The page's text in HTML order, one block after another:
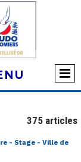
375 articles
- Stage - Ville de